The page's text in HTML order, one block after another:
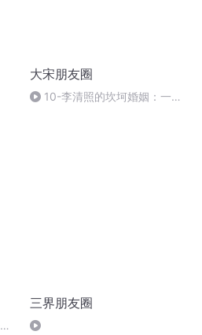
大宋朋友圈
10-李清照的坎坷婚姻：一嫁
三界朋友圈